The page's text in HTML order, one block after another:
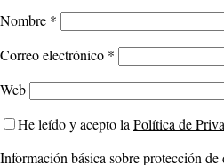
Nombre *
Correo electrónico *
Web
He leído y acepto la Política de
Información básica sobre protección de